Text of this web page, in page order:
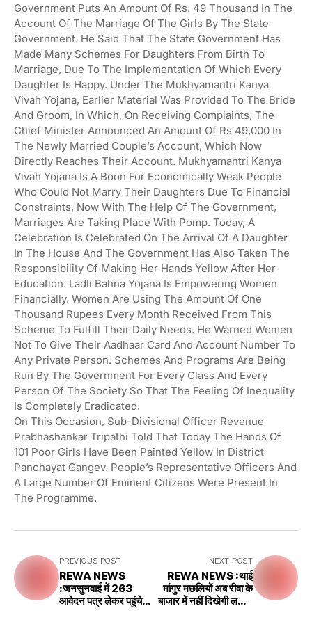
Government Puts An Amount Of Rs. 49 Thousand In The
Account Of The Marriage Of The Girls By The State
Government. He Said That The State Government Has
Made Many Schemes For Daughters From Birth To
Marriage, Due To The Implementation Of Which Every
Daughter Is Happy. Under The Mukhyamantri Kanya
Vivah Yojana, Earlier Material Was Provided To The Bride
And Groom, In Which, On Receiving Complaints, The
Chief Minister Announced An Amount Of Rs 49,000 In
The Newly Married Couple’s Account, Which Now
Directly Reaches Their Account. Mukhyamantri Kanya
Vivah Yojana Is A Boon For Economically Weak People
Who Could Not Marry Their Daughters Due To Financial
Constraints, Now With The Help Of The Government,
Marriages Are Taking Place With Pomp. Today, A
Celebration Is Celebrated On The Arrival Of A Daughter
In The House And The Government Has Also Taken The
Responsibility Of Making Her Hands Yellow After Her
Education. Ladli Bahna Yojana Is Empowering Women
Financially. Women Are Using The Amount Of One
Thousand Rupees Every Month Received From This
Scheme To Fulfill Their Daily Needs. He Warned Women
Not To Give Their Aadhaar Card And Account Number To
Any Private Person. Schemes And Programs Are Being
Run By The Government For Every Class And Every
Person Of The Society So That The Feeling Of Inequality
Is Completely Eradicated.
On This Occasion, Sub-Divisional Officer Revenue
Prabhashankar Tripathi Told That Today The Hands Of
101 Poor Girls Have Been Painted Yellow In District
Panchayat Gangev. People’s Representative Officers And
A Large Number Of Eminent Citizens Were Present In
The Programme.
PREVIOUS POST
REWA NEWS
:जनसुनवाई में 263
आवेदन पत्र लेकर पहुंचे
NEXT POST
REWA NEWS :थाई
मांगुर मछलियों अब रीवा के
बाजार में नहीं दिखेगी लगाया